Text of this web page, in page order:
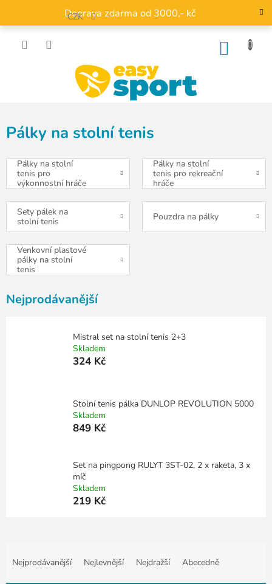
obsah
Doprava zdarma od 3000,- kč
CZK
Pálky na stolní tenis
Pálky na stolní
tenis pro
výkonnostní hráče
Pálky na stolní
tenis pro rekreační
hráče
Sety pálek na
stolní tenis
Pouzdra na pálky
Venkovní plastové
pálky na stolní
tenis
Nejprodávanější
Mistral set na stolní tenis 2+3
Skladem
324 Kč
Stolní tenis pálka DUNLOP REVOLUTION 5000
Skladem
849 Kč
Set na pingpong RULYT 3ST-02, 2 x raketa, 3 x
míč
Skladem
219 Kč
Nejprodávanější Nejlevnější Nejdražší Abecedně